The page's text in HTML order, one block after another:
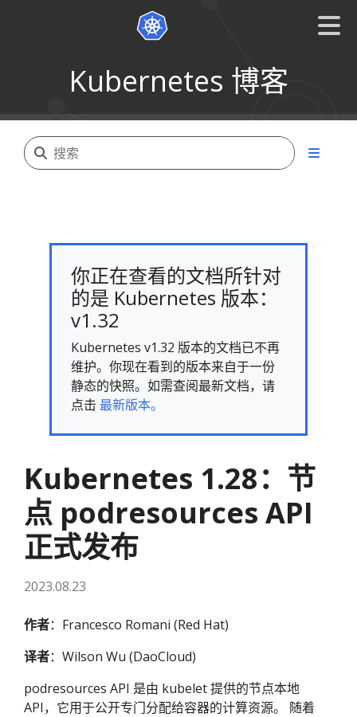
Kubernetes 博客
你正在查看的文档所针对
的是 Kubernetes 版本：
v1.32
Kubernetes v1.32 版本的文档已不再
维护。你现在看到的版本来自于一份
静态的快照。如需查阅最新文档，请
点击 最新版本。
Kubernetes 1.28：节
点 podresources API
正式发布
2023.08.23
作者：Francesco Romani (Red Hat)
译者：Wilson Wu (DaoCloud)
podresources API 是由 kubelet 提供的节点本地
API，它用于公开专门分配给容器的计算资源。 随着